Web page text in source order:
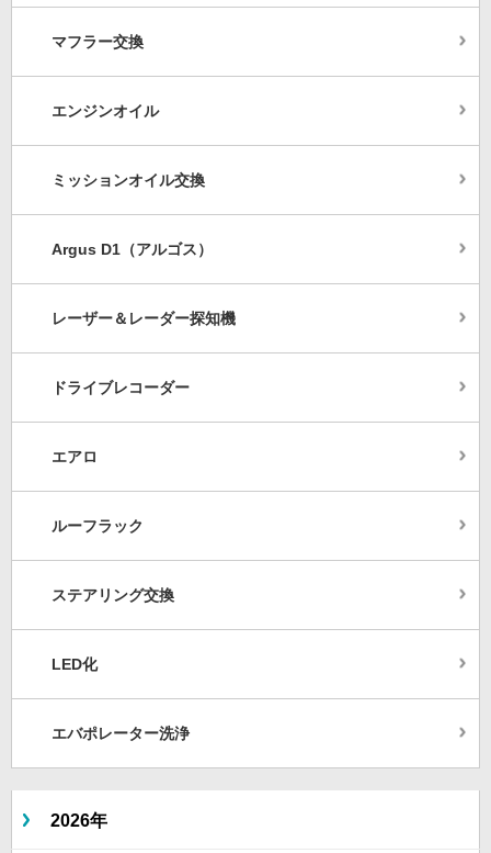
マフラー交換
エンジンオイル
ミッションオイル交換
Argus D1（アルゴス）
レーザー＆レーダー探知機
ドライブレコーダー
エアロ
ルーフラック
ステアリング交換
LED化
エバポレーター洗浄
2026年